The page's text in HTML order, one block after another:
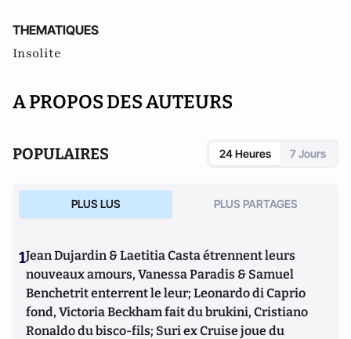
THEMATIQUES
Insolite
A PROPOS DES AUTEURS
POPULAIRES 24 Heures 7 Jours
PLUS LUS PLUS PARTAGES
1Jean Dujardin & Laetitia Casta étrennent leurs
nouveaux amours, Vanessa Paradis & Samuel
Benchetrit enterrent le leur; Leonardo di Caprio
fond, Victoria Beckham fait du brukini, Cristiano
Ronaldo du bisco-fils; Suri ex Cruise joue du